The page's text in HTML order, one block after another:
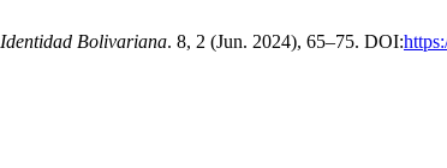
Identidad Bolivariana. 8, 2 (Jun. 2024), 65–75. DOI: